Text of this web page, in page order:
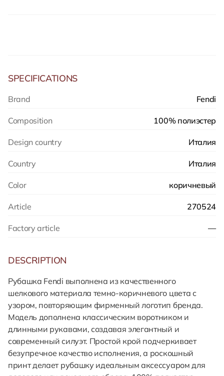
SPECIFICATIONS
Brand Fendi
Composition 100% полиэстер
Design country Италия
Country Италия
Color коричневый
Article 270524
Factory article —
DESCRIPTION
Рубашка Fendi выполнена из качественного
шелкового материала темно-коричневого цвета с
узором, повторяющим фирменный логотип бренда.
Модель дополнена классическим воротником и
длинными рукавами, создавая элегантный и
современный силуэт. Простой крой подчеркивает
безупречное качество исполнения, а роскошный
принт делает рубашку идеальным аксессуаром для